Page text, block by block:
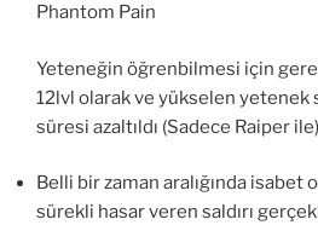
Phantom Pain
Yeteneğin öğrenbilmesi için
12lvl olarak ve yükselen
süresi azaltıldı (Sadece Raiper ile)
Belli bir zaman aralığında isabet
sürekli hasar veren saldırı